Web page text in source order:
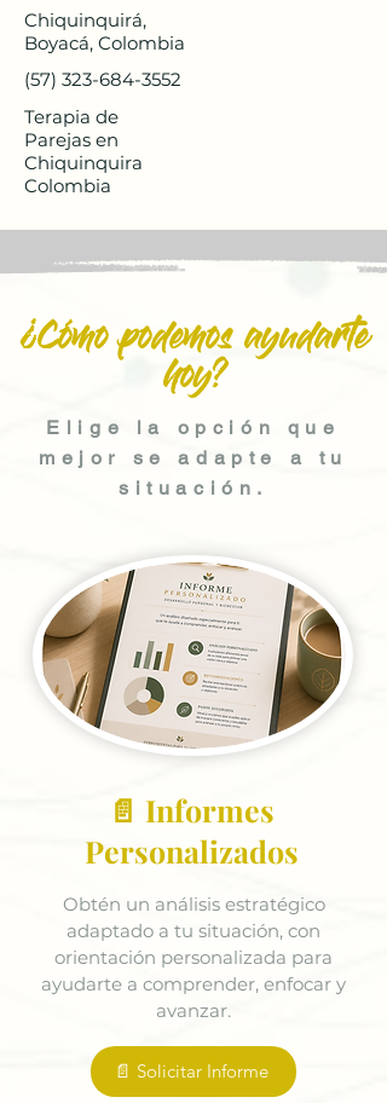
Chiquinquirá,
Boyacá, Colombia
(57) 323-684-3552
Terapia de
Parejas en
Chiquinquira
Colombia
¿Cómo podemos ayudarte
hoy?
Elige la opción que
mejor se adapte a tu
situación.
📄 Informes
Personalizados
Obtén un análisis estratégico
adaptado a tu situación, con
orientación personalizada para
ayudarte a comprender, enfocar y
avanzar.
📄 Solicitar Informe